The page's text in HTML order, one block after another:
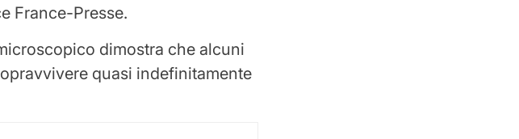
France-Presse.
dimostra che alcuni
quasi indefinitamente